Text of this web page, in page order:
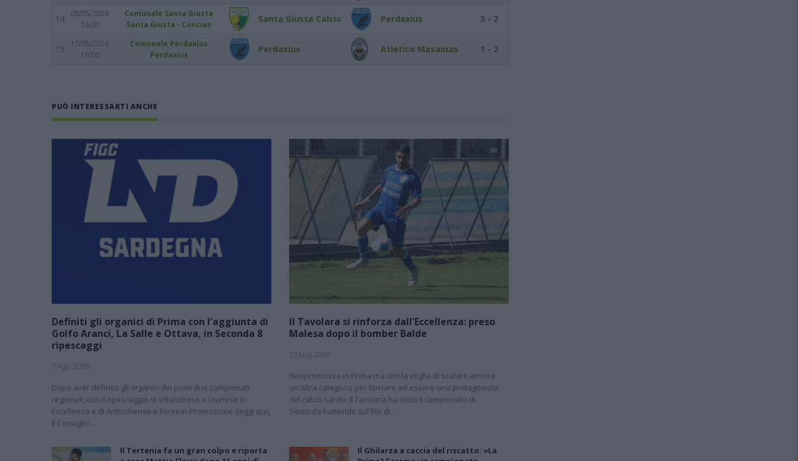
14
03/05/2026
16:00
Comunale Santa Giusta
Santa Giusta - Concias
Santa Giusta Calcio Perdaxius 3 - 2
15
10/05/2026
16:00
Comunale Perdaxius
Perdaxius
Perdaxius Atletico Masainas 1 - 2
PUÒ INTERESSARTI ANCHE
Definiti gli organici di Prima con l'aggiunta di
Golfo Aranci, La Salle e Ottava, in Seconda 8
ripescaggi
7 Ago 2026
Dopo aver definito gli organici dei primi due campionati
regionali, con il ripescaggio di Villacidrese e Usinese in
Eccellenza e di Antiochense e Fonni in Promozione (leggi qui),
il Consiglio…
Il Tavolara si rinforza dall'Eccellenza: preso
Malesa dopo il bomber Balde
23 Lug 2026
Neopromossa in Prima ma con la voglia di scalare ancora
un'altra categoria per tornare ad essere una protagonista
del calcio sardo. Il Tavolara ha vinto il campionato di
Seconda battendo sul filo di…
Il Tertenia fa un gran colpo e riporta
Il Ghilarza a caccia del riscatto: «La